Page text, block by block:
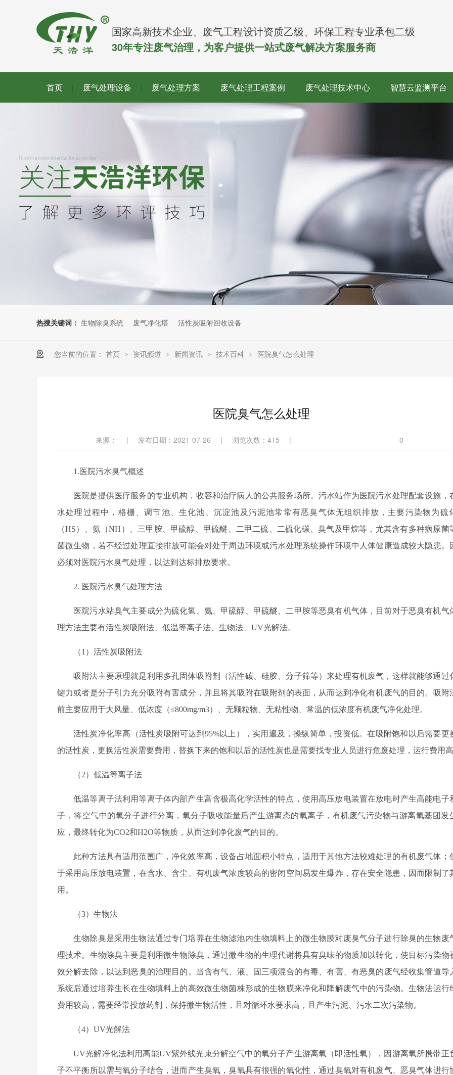
国家高新技术企业、废气工程设计资质乙级、环保工程专业承包二级
30年专注废气治理，为客户提供一站式废气解决方案服务商
首页 废气处理设备 废气处理方案 废气处理工程案例 废气处理技术中心 智慧云监测平台
热搜关键词： 生物除臭系统 废气净化塔 活性炭吸附回收设备
您当前的位置： 首页 > 资讯频道 > 新闻资讯 > 技术百科 > 医院臭气怎么处理
医院臭气怎么处理
来源： | 发布日期：2021-07-26 | 浏览次数： 415 | 0
1.医院污水臭气概述
医院是提供医疗服务的专业机构，收容和治疗病人的公共服务场所。污水站作为医院污水处理配套设施，
水处理过程中，格栅、调节池、生化池、沉淀池及污泥池常常有恶臭气体无组织排放，主要污染物为硫
（HS）、氨（NH）、三甲胺、甲硫醇、甲硫醚、二甲二硫、二硫化碳、臭气及甲烷等，尤其含有多种病原菌
菌微生物，若不经过处理直接排放可能会对处于周边环境或污水处理系统操作环境中人体健康造成较大隐患。
必须对医院污水臭气处理，以达到达标排放要求。
2. 医院污水臭气处理方法
医院污水站臭气主要成分为硫化氢、氨、甲硫醇、甲硫醚、二甲胺等恶臭有机气体，目前对于恶臭有机气
理方法主要有活性炭吸附法、低温等离子法、生物法、UV光解法。
（1）活性炭吸附法
吸附法主要原理就是利用多孔固体吸附剂（活性碳、硅胶、分子筛等）来处理有机废气，这样就能够通过
键力或者是分子引力充分吸附有害成分，并且将其吸附在吸附剂的表面，从而达到净化有机废气的目的。吸附
前主要应用于大风量、低浓度（≤800mg/m3）、无颗粒物、无粘性物、常温的低浓度有机废气净化处理。
活性炭净化率高（活性炭吸附可达到95%以上），实用遍及，操纵简单，投资低。在吸附饱和以后需要更
的活性炭，更换活性炭需要费用，替换下来的饱和以后的活性炭也是需要找专业人员进行危废处理，运行费用高
（2）低温等离子法
低温等离子法利用等离子体内部产生富含极高化学活性的特点，使用高压放电装置在放电时产生高能电子
子，将空气中的氧分子进行分离，氧分子吸收能量后产生游离态的氧离子，有机废气污染物与游离氧基团发
应，最终转化为CO2和H2O等物质，从而达到净化废气的目的。
此种方法具有适用范围广，净化效率高，设备占地面积小特点，适用于其他方法较难处理的有机废气体；
于采用高压放电装置，在含水、含尘、有机废气浓度较高的密闭空间易发生爆炸，存在安全隐患，因而限制了
用。
（3）生物法
生物除臭是采用生物法通过专门培养在生物滤池内生物填料上的微生物膜对废臭气分子进行除臭的生物废
理技术。生物除臭主要是利用微生物除臭，通过微生物的生理代谢将具有臭味的物质加以转化，使目标污染物
效分解去除，以达到恶臭的治理目的。当含有气、液、固三项混合的有毒、有害、有恶臭的废气经收集管道导
系统后通过培养生长在生物填料上的高效微生物菌株形成的生物膜来净化和降解废气中的污染物。生物法运行
费用较高，需要经常投放药剂，保持微生物活性，且对循环水要求高，且产生污泥、污水二次污染物。
（4）UV光解法
UV光解净化法利用高能UV紫外线光束分解空气中的氧分子产生游离氧（即活性氧），因游离氧所携带正
子不平衡所以需与氧分子结合，进而产生臭氧，臭氧具有很强的氧化性，通过臭氧对有机废气、恶臭气体进行